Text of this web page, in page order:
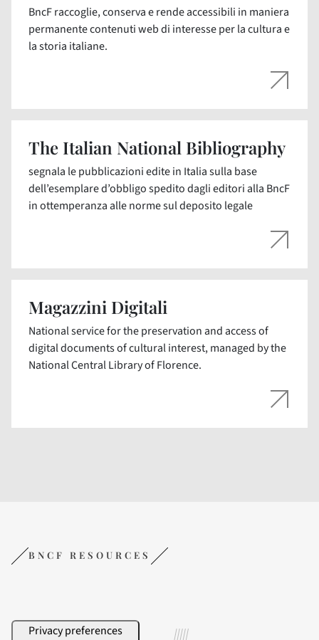
BncF raccoglie, conserva e rende accessibili in maniera
permanente contenuti web di interesse per la cultura e
la storia italiane.
The Italian National Bibliography
segnala le pubblicazioni edite in Italia sulla base
dell’esemplare d’obbligo spedito dagli editori alla BncF
in ottemperanza alle norme sul deposito legale
Magazzini Digitali
National service for the preservation and access of
digital documents of cultural interest, managed by the
National Central Library of Florence.
BNCF RESOURCES